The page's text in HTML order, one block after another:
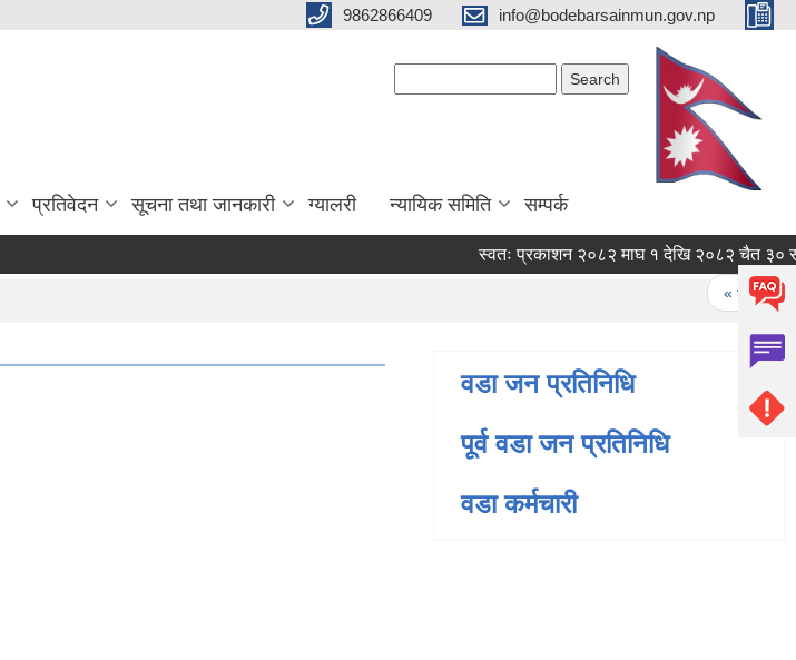
9862866409 info@bodebarsainmun.gov.np
प्रतिवेदन सूचना तथा जानकारी ग्यालरी न्यायिक समिति सम्पर्क
स्वतः प्रकाशन २०८२ माघ १ देखि २०८२ चैत ३० सम्म
« first
वडा जन प्रतिनिधि
पूर्व वडा जन प्रतिनिधि
वडा कर्मचारी